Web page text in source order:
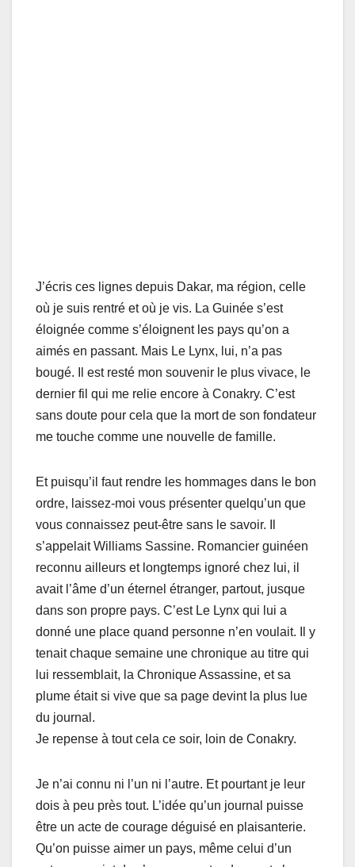
J’écris ces lignes depuis Dakar, ma région, celle
où je suis rentré et où je vis. La Guinée s’est
éloignée comme s’éloignent les pays qu’on a
aimés en passant. Mais Le Lynx, lui, n’a pas
bougé. Il est resté mon souvenir le plus vivace, le
dernier fil qui me relie encore à Conakry. C’est
sans doute pour cela que la mort de son fondateur
me touche comme une nouvelle de famille.
Et puisqu’il faut rendre les hommages dans le bon
ordre, laissez-moi vous présenter quelqu’un que
vous connaissez peut-être sans le savoir. Il
s’appelait Williams Sassine. Romancier guinéen
reconnu ailleurs et longtemps ignoré chez lui, il
avait l’âme d’un éternel étranger, partout, jusque
dans son propre pays. C’est Le Lynx qui lui a
donné une place quand personne n’en voulait. Il y
tenait chaque semaine une chronique au titre qui
lui ressemblait, la Chronique Assassine, et sa
plume était si vive que sa page devint la plus lue
du journal.
Je repense à tout cela ce soir, loin de Conakry.
Je n’ai connu ni l’un ni l’autre. Et pourtant je leur
dois à peu près tout. L’idée qu’un journal puisse
être un acte de courage déguisé en plaisanterie.
Qu’on puisse aimer un pays, même celui d’un